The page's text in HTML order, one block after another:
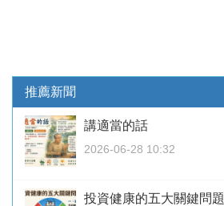
推薦新聞
講適當的話
2026-06-28 10:32
投資健康的五大關鍵問題